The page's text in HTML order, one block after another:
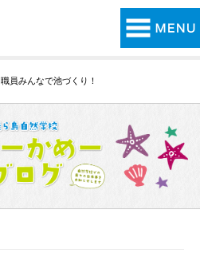
職員みんなで池づくり！